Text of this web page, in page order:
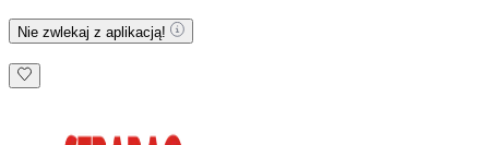
Nie zwlekaj z aplikacją!